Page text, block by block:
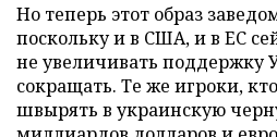
Но теперь этот образ
поскольку и в США, и в ЕС
не увеличивать поддержку
сокращать. Те же игроки,
швырять в украинскую